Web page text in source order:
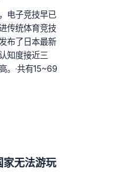
电子竞技早已
传统体育竞技
布了日本最新
知度接近三
。·共有15~69
家无法游玩